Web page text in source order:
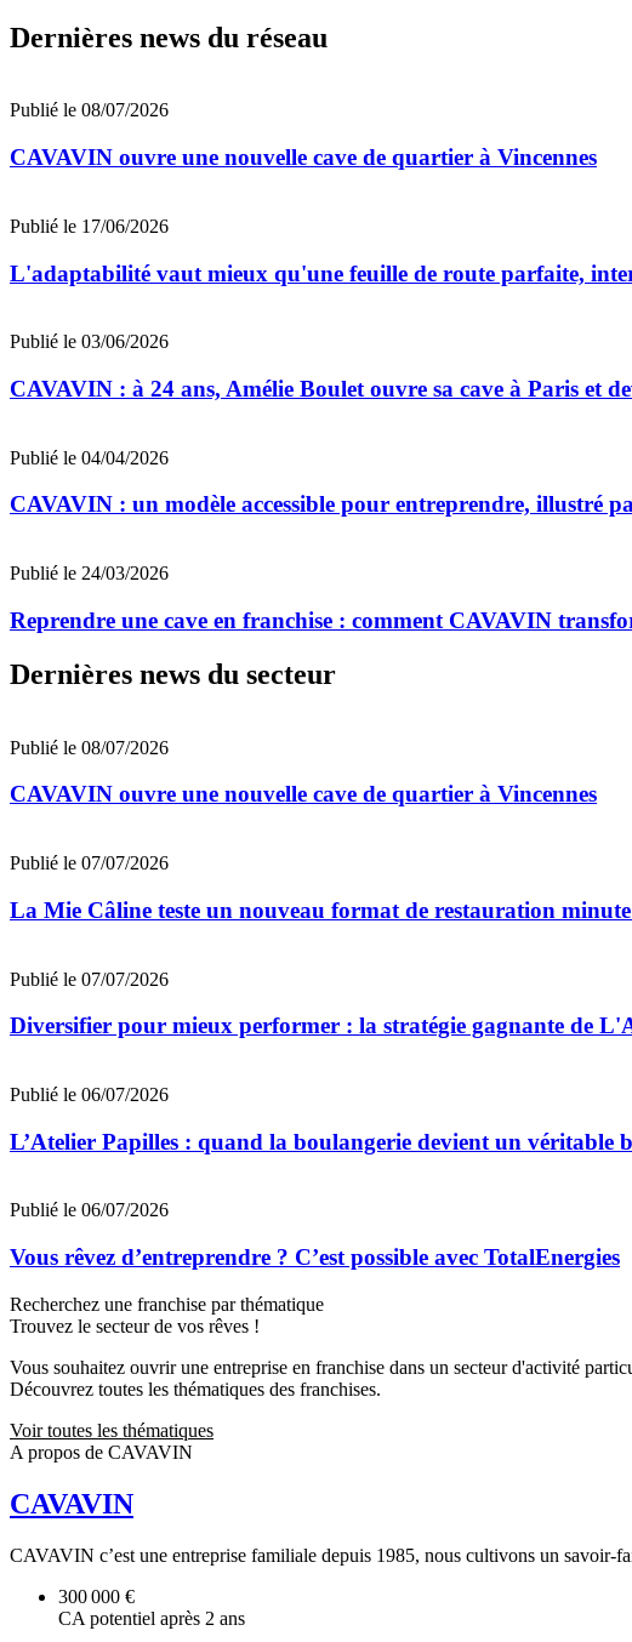
Dernières news du réseau
Publié le 08/07/2026
CAVAVIN ouvre une nouvelle cave de quartier à Vincennes
Publié le 17/06/2026
L'adaptabilité vaut mieux qu'une feuille de route parfaite,
Publié le 03/06/2026
CAVAVIN : à 24 ans, Amélie Boulet ouvre sa cave à Paris et
Publié le 04/04/2026
CAVAVIN : un modèle accessible pour entreprendre, illustré
Publié le 24/03/2026
Reprendre une cave en franchise : comment CAVAVIN
Dernières news du secteur
Publié le 08/07/2026
CAVAVIN ouvre une nouvelle cave de quartier à Vincennes
Publié le 07/07/2026
La Mie Câline teste un nouveau format de restauration
Publié le 07/07/2026
Diversifier pour mieux performer : la stratégie gagnante de
Publié le 06/07/2026
L’Atelier Papilles : quand la boulangerie devient un véritable
Publié le 06/07/2026
Vous rêvez d’entreprendre ? C’est possible avec TotalEnergies
Recherchez une franchise par thématique
Trouvez le secteur de vos rêves !
Vous souhaitez ouvrir une entreprise en franchise dans un secteur d'activité
Découvrez toutes les thématiques des franchises.
Voir toutes les thématiques
A propos de CAVAVIN
CAVAVIN
CAVAVIN c’est une entreprise familiale depuis 1985, nous cultivons un savoir-
300 000 €
CA potentiel après 2 ans